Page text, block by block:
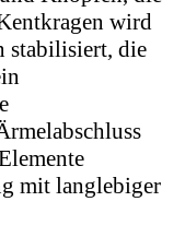
wird
stabilisiert, die
mit langlebiger